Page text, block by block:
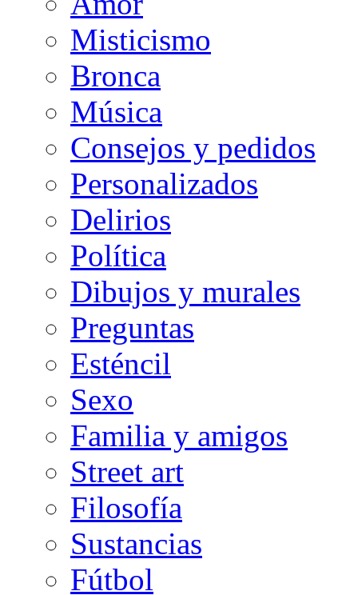
Misticismo
Bronca
Música
Consejos y pedidos
Personalizados
Delirios
Política
Dibujos y murales
Preguntas
Esténcil
Sexo
Familia y amigos
Street art
Filosofía
Sustancias
Fútbol